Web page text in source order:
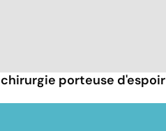
porteuse d'espoir